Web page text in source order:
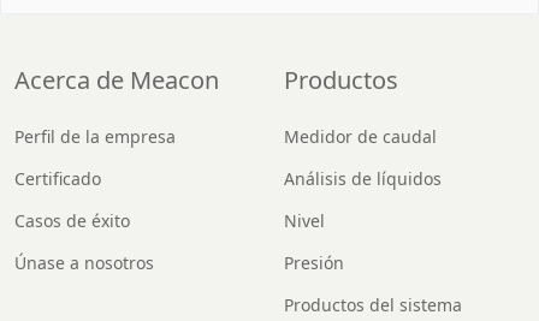
Acerca de Meacon
Perfil de la empresa
Certificado
Casos de éxito
Únase a nosotros
Productos
Medidor de caudal
Análisis de líquidos
Nivel
Presión
Productos del sistema